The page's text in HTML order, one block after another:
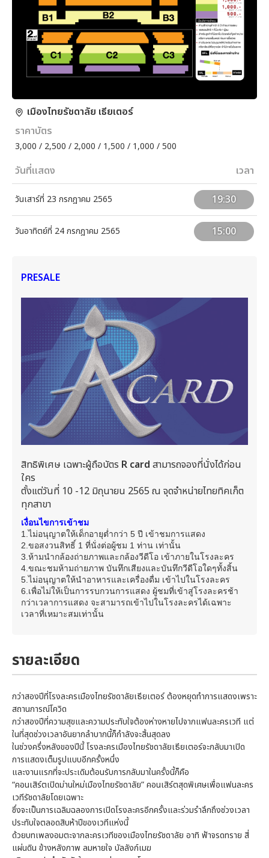
เมืองไทยรัชดาลัย เธียเตอร์
ราคาบัตร
3,000 / 2,500 / 2,000 / 1,500 / 1,000 / 500
วันที่แสดง เวลา
วันเสาร์ที่ 23 กรกฎาคม 2565 19:30
วันอาทิตย์ที่ 24 กรกฎาคม 2565 15:00
PRESALE
สิทธิพิเศษ เฉพาะผู้ถือบัตร R card สามารถจองที่นั่งได้ก่อน
ใคร
ตั้งแต่วันที่ 10 -12 มิถุนายน 2565 ณ จุดจำหน่ายไทยทิคเก็ต
ทุกสาขา
เงื่อนไขการเข้าชม
1.ไม่อนุญาตให้เด็กอายุต่ำกว่า 5 ปี เข้าชมการแสดง
2.ขอสงวนสิทธิ์ 1 ที่นั่งต่อผู้ชม 1 ท่าน เท่านั้น
3.ห้ามนำกล้องถ่ายภาพและกล้องวีดีโอ เข้าภายในโรงละคร
4.ขณะชมห้ามถ่ายภาพ บันทึกเสียงและบันทึกวีดีโอใดๆทั้งสิ้น
5.ไม่อนุญาตให้นำอาหารและเครื่องดื่ม เข้าไปในโรงละคร
6.เพื่อไม่ให้เป็นการรบกวนการแสดง ผู้ชมที่เข้าสู่โรงละครช้า
กว่าเวลาการแสดง จะสามารถเข้าไปในโรงละครได้เฉพาะ
เวลาที่เหมาะสมเท่านั้น
รายละเอียด
กว่าสองปีที่โรงละครเมืองไทยรัชดาลัยเธียเตอร์ ต้องหยุดทำการแสดงเพราะ
สถานการณ์โควิด
กว่าสองปีที่ความสุขและความประทับใจต้องห่างหายไปจากแฟนละครเวที แต่
ในที่สุดช่วงเวลาอันยากลำบากนี้ก็กำลังจะสิ้นสุดลง
ในช่วงครึ่งหลังของปีนี้ โรงละครเมืองไทยรัชดาลัยเธียเตอร์จะกลับมาเปิด
การแสดงเต็มรูปแบบอีกครั้งหนึ่ง
และงานแรกที่จะประเดิมต้อนรับการกลับมาในครั้งนี้ก็คือ
“คอนเสิร์ตเปิดม่านใหม่เมืองไทยรัชดาลัย” คอนเสิร์ตสุดพิเศษเพื่อแฟนละคร
เวทีรัชดาลัยโดยเฉพาะ
ซึ่งจะเป็นการเฉลิมฉลองการเปิดโรงละครอีกครั้งและร่วมรำลึกถึงช่วงเวลา
ประทับใจตลอดสิบห้าปีของเวทีแห่งนี้
ด้วยบทเพลงอมตะจากละครเวทีของเมืองไทยรัชดาลัย อาทิ ฟ้าจรดทราย สี่
แผ่นดิน ข้างหลังภาพ ลมหายใจ บัลลังก์เมฆ